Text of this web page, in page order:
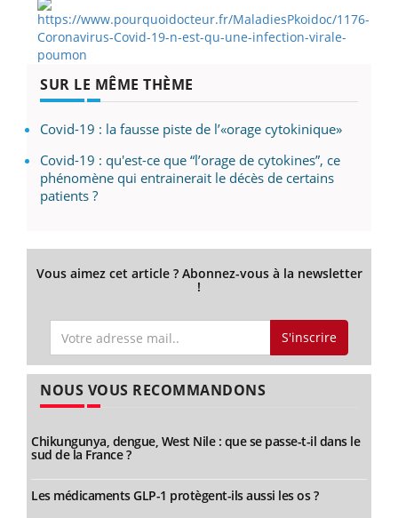
SUR LE MÊME THÈME
Covid-19 : la fausse piste de l’«orage cytokinique»
Covid-19 : qu'est-ce que “l’orage de cytokines”, ce
phénomène qui entrainerait le décès de certains
patients ?
Vous aimez cet article ? Abonnez-vous à la newsletter
!
S'inscrire
NOUS VOUS RECOMMANDONS
Chikungunya, dengue, West Nile : que se passe-t-il dans le
sud de la France ?
Les médicaments GLP-1 protègent-ils aussi les os ?